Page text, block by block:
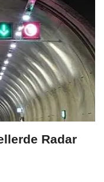
Radar